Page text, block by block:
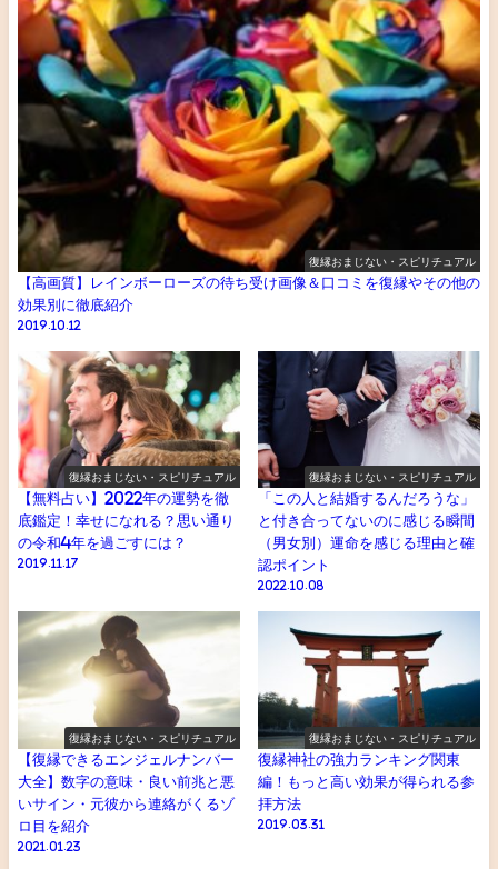
復縁おまじない・スピリチュアル
【高画質】レインボーローズの待ち受け画像＆口コミを復縁やその他の
効果別に徹底紹介
2019.10.12
復縁おまじない・スピリチュアル
【無料占い】2022年の運勢を徹
底鑑定！幸せになれる？思い通り
の令和4年を過ごすには？
2019.11.17
復縁おまじない・スピリチュアル
「この人と結婚するんだろうな」
と付き合ってないのに感じる瞬間
（男女別）運命を感じる理由と確
認ポイント
2022.10.08
復縁おまじない・スピリチュアル
【復縁できるエンジェルナンバー
大全】数字の意味・良い前兆と悪
いサイン・元彼から連絡がくるゾ
ロ目を紹介
2021.01.23
復縁おまじない・スピリチュアル
復縁神社の強力ランキング関東
編！もっと高い効果が得られる参
拝方法
2019.03.31